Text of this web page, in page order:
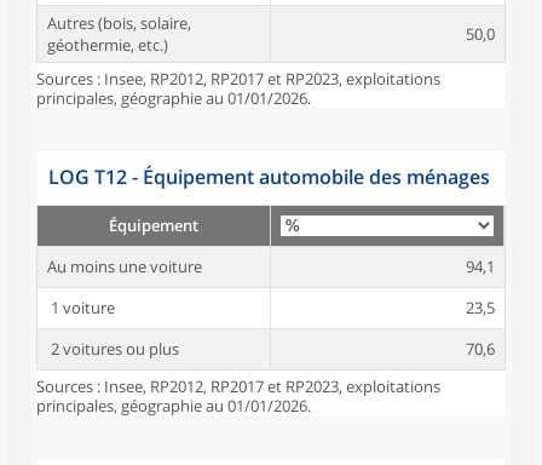
Autres (bois, solaire,
géothermie, etc.)
50,0
Sources : Insee, RP2012, RP2017 et RP2023, exploitations
principales, géographie au 01/01/2026.
LOG T12 - Équipement automobile des ménages
Équipement
Au moins une voiture
94,1
1 voiture
23,5
2 voitures ou plus
70,6
Sources : Insee, RP2012, RP2017 et RP2023, exploitations
principales, géographie au 01/01/2026.